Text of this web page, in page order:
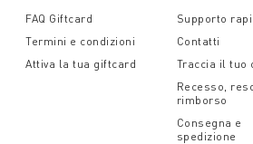
FAQ Giftcard
Termini e condizioni
Attiva la tua giftcard
Supporto
Contatti
Traccia il tuo
Recesso,
rimborso
Consegna e
spedizione